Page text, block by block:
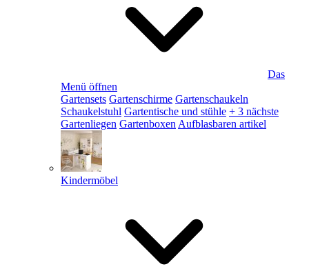
Das
Menü öffnen
Gartensets Gartenschirme Gartenschaukeln
Schaukelstuhl Gartentische und stühle + 3 nächste
Gartenliegen Gartenboxen Aufblasbaren artikel
Kindermöbel